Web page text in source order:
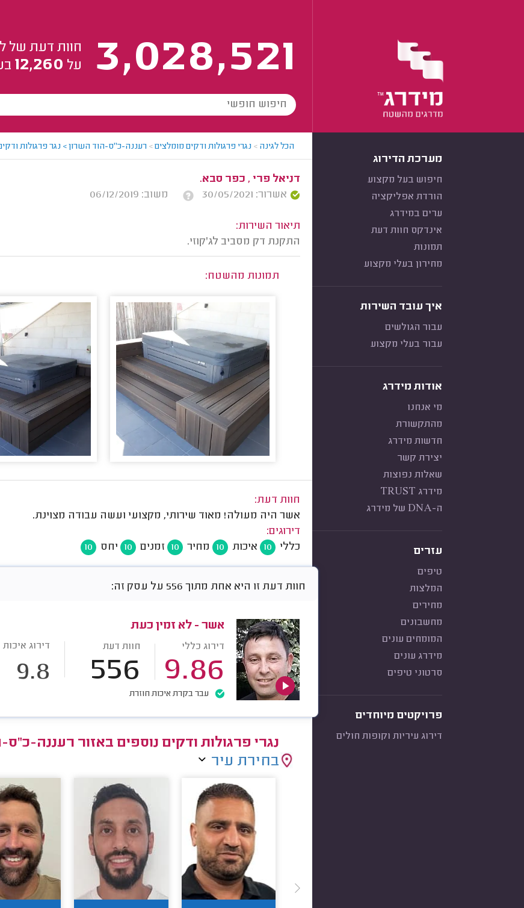
3,028,521
חוות דעת של
על 12,260
מערכת הדירוג
חיפוש בעל מקצוע
הורדת אפליקציה
ערים במידרג
אינדקס חוות דעת
תמונות
מחירון בעלי מקצוע
איך עובד השירות
עבור הגולשים
עבור בעלי מקצוע
אודות מידרג
מי אנחנו
מהתקשורת
חדשות מידרג
יצירת קשר
שאלות נפוצות
מידרג TRUST
ה-DNA של מידרג
עזרים
טיפים
המלצות
מחירים
מחשבונים
המומחים עונים
מידרג עונים
סרטוני טיפים
פרויקטים מיוחדים
דירוג עיריות וקופות חולים
הכל לגינה > נגרי פרגולות ודקים מומלצים> רעננה-כ"ס-הוד השרון > נגר פרגולות
דניאל פרי , כפר סבא.
אשרור: 30/05/2021
משוב: 06/12/2019
תיאור השירות:
התקנת דק מסביב לג'קוזי.
תמונות מהשטח:
חוות דעת:
אשר היה מעולה! מאוד שירותי, מקצועי ועשה עבודה מצוינת.
דירוגים:
כללי
10 איכות 10 מחיר 10 זמנים 10 יחס 10
חוות דעת זו היא אחת מתוך 556 על עסק זה:
אשר - לא זמין כעת
דירוג כללי
9.86
חוות דעת
556
דירוג איכות
9.8
עבר בקרת איכות חוזרת
נגרי פרגולות ודקים נוספים באזור רעננה-
בחירת עיר